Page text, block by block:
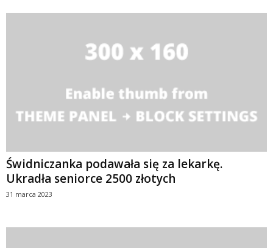
Świdniczanka podawała się za lekarkę.
Ukradła seniorce 2500 złotych
31 marca 2023